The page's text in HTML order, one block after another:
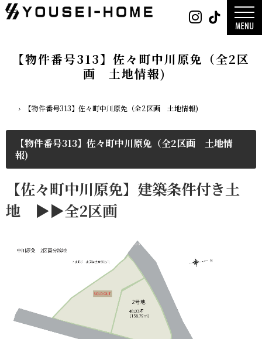
【物件番号313】佐々町中川原免（全2区
画 土地情報)
ホーム【物件番号313】佐々町中川原免（全2区画 土地情報)
【物件番号313】佐々町中川原免（全2区画 土地情
報)
【佐々町中川原免】建築条件付き土
地 ▶▶全2区画
デザイン
平屋
2階建て
nature -ナ
レ-
Rustic -ラ
0800-
888-
2003
営業時
間9:30
～
日水曜
日・第
一土曜